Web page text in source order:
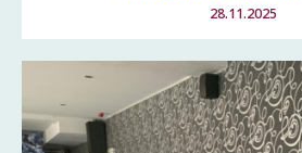
28.11.2025